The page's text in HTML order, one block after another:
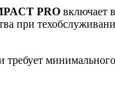
PRO включает
при
требует